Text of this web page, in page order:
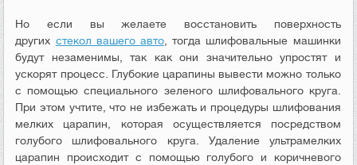
Но если вы желаете восстановить поверхность
других стекол вашего авто , тогда шлифовальные машинки
будут незаменимы, так как они значительно упростят и
ускорят процесс. Глубокие царапины вывести можно только
с помощью специального зеленого шлифовального круга.
При этом учтите, что не избежать и процедуры шлифования
мелких царапин, которая осуществляется посредством
голубого шлифовального круга. Удаление ультрамелких
царапин происходит с помощью голубого и коричневого